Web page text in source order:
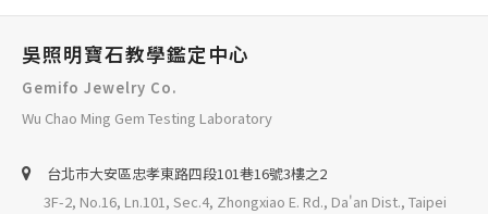
吳照明寶石教學鑑定中心
Gemifo Jewelry Co.
Wu Chao Ming Gem Testing Laboratory
台北巿大安區忠孝東路四段101巷16號3樓之2
3F-2, No.16, Ln.101, Sec.4, Zhongxiao E. Rd., Da'an Dist., Taipei